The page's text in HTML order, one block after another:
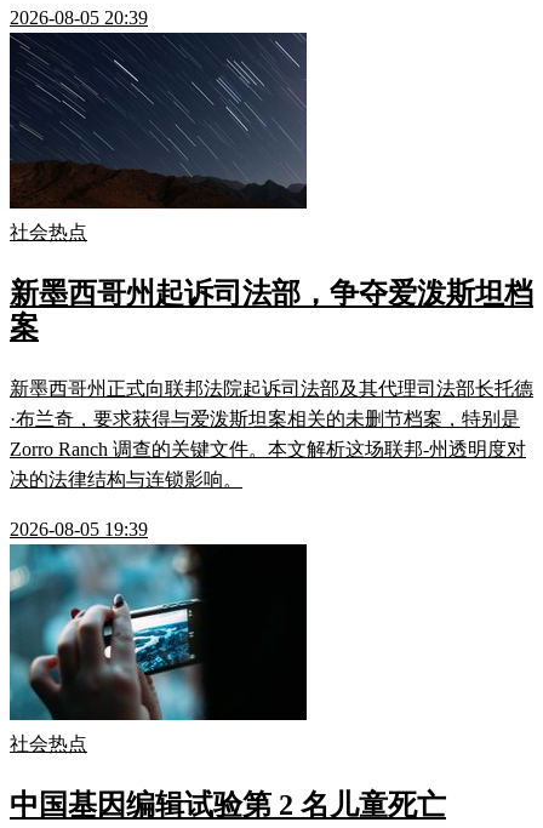
2026-08-05 20:39
社会热点
新墨西哥州起诉司法部，争夺爱泼斯坦档
案
新墨西哥州正式向联邦法院起诉司法部及其代理司法部长托德
·布兰奇，要求获得与爱泼斯坦案相关的未删节档案，特别是
Zorro Ranch 调查的关键文件。本文解析这场联邦-州透明度对
决的法律结构与连锁影响。
2026-08-05 19:39
社会热点
中国基因编辑试验第 2 名儿童死亡